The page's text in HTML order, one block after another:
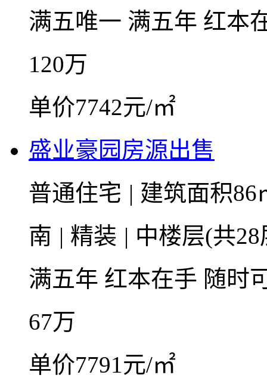
满五唯一 满五年 红本
120万
单价7742元/㎡
盛业豪园房源出售
普通住宅 | 建筑面积
南 | 精装 | 中楼层(共
满五年 红本在手 随时
67万
单价7791元/㎡